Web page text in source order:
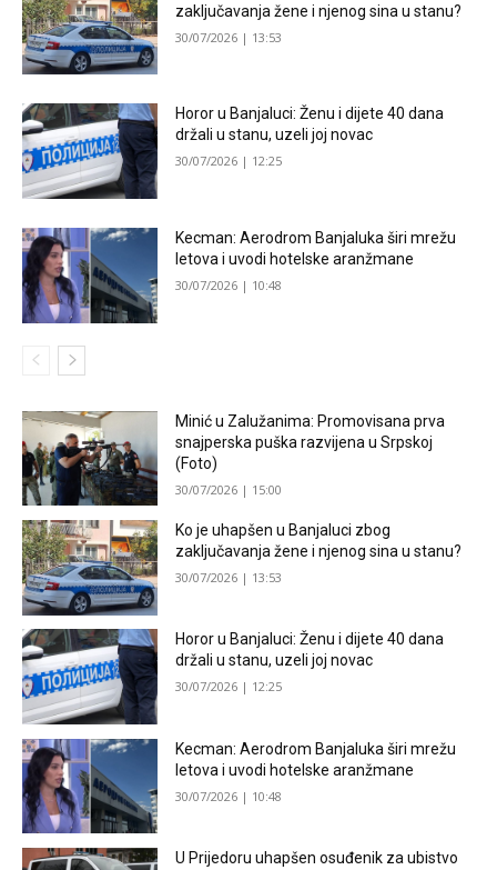
zaključavanja žene i njenog sina u stanu?
30/07/2026 | 13:53
Horor u Banjaluci: Ženu i dijete 40 dana
držali u stanu, uzeli joj novac
30/07/2026 | 12:25
Kecman: Aerodrom Banjaluka širi mrežu
letova i uvodi hotelske aranžmane
30/07/2026 | 10:48
Minić u Zalužanima: Promovisana prva
snajperska puška razvijena u Srpskoj
(Foto)
30/07/2026 | 15:00
Ko je uhapšen u Banjaluci zbog
zaključavanja žene i njenog sina u stanu?
30/07/2026 | 13:53
Horor u Banjaluci: Ženu i dijete 40 dana
držali u stanu, uzeli joj novac
30/07/2026 | 12:25
Kecman: Aerodrom Banjaluka širi mrežu
letova i uvodi hotelske aranžmane
30/07/2026 | 10:48
U Prijedoru uhapšen osuđenik za ubistvo